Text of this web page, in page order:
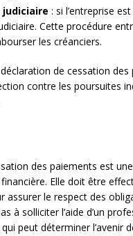
: si l’entreprise
Cette procédure
les créanciers.
de cessation
contre les poursuites
des paiements est
Elle doit être
assurer le respect des
à solliciter l’aide d’un
peut déterminer l’avenir